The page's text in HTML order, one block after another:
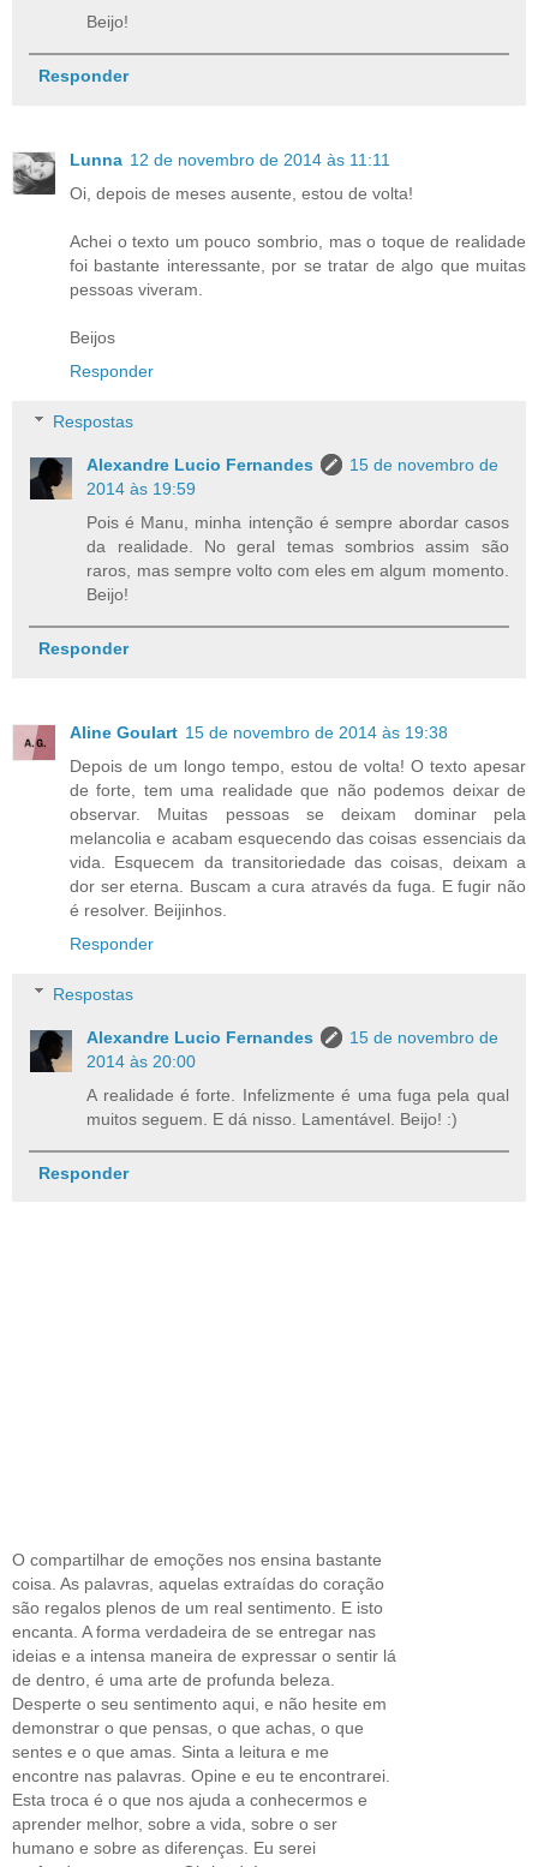
Beijo!
Responder
Lunna 12 de novembro de 2014 às 11:11
Oi, depois de meses ausente, estou de volta!
Achei o texto um pouco sombrio, mas o toque de realidade
foi bastante interessante, por se tratar de algo que muitas
pessoas viveram.
Beijos
Responder
Respostas
Alexandre Lucio Fernandes
15 de novembro de
2014 às 19:59
Pois é Manu, minha intenção é sempre abordar casos
da realidade. No geral temas sombrios assim são
raros, mas sempre volto com eles em algum momento.
Beijo!
Responder
Aline Goulart 15 de novembro de 2014 às 19:38
Depois de um longo tempo, estou de volta! O texto apesar
de forte, tem uma realidade que não podemos deixar de
observar. Muitas pessoas se deixam dominar pela
melancolia e acabam esquecendo das coisas essenciais da
vida. Esquecem da transitoriedade das coisas, deixam a
dor ser eterna. Buscam a cura através da fuga. E fugir não
é resolver. Beijinhos.
Responder
Respostas
Alexandre Lucio Fernandes
15 de novembro de
2014 às 20:00
A realidade é forte. Infelizmente é uma fuga pela qual
muitos seguem. E dá nisso. Lamentável. Beijo! :)
Responder
O compartilhar de emoções nos ensina bastante
coisa. As palavras, aquelas extraídas do coração
são regalos plenos de um real sentimento. E isto
encanta. A forma verdadeira de se entregar nas
ideias e a intensa maneira de expressar o sentir lá
de dentro, é uma arte de profunda beleza.
Desperte o seu sentimento aqui, e não hesite em
demonstrar o que pensas, o que achas, o que
sentes e o que amas. Sinta a leitura e me
encontre nas palavras. Opine e eu te encontrarei.
Esta troca é o que nos ajuda a conhecermos e
aprender melhor, sobre a vida, sobre o ser
humano e sobre as diferenças. Eu serei